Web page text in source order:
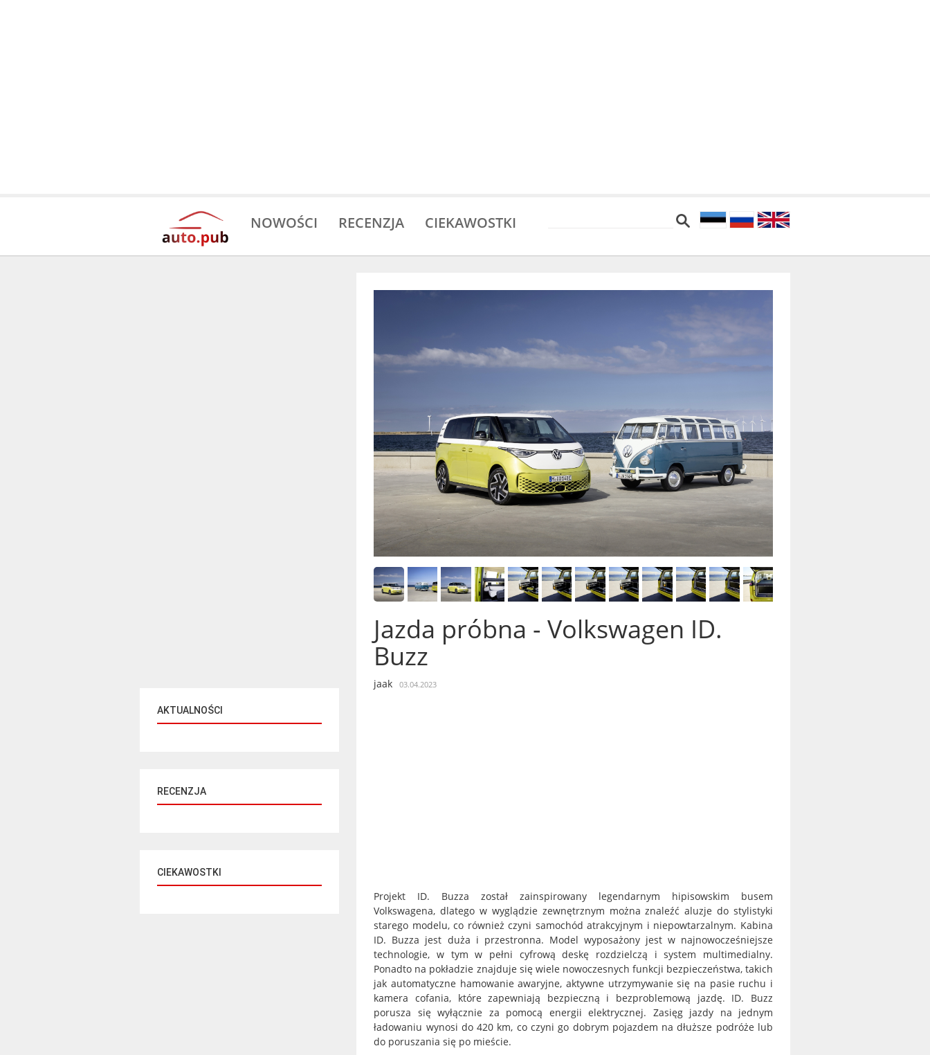
NOWOŚCI RECENZJA CIEKAWOSTKI
AKTUALNOŚCI
RECENZJA
CIEKAWOSTKI
Jazda próbna - Volkswagen ID.
Buzz
jaak 03.04.2023
Projekt ID. Buzza został zainspirowany legendarnym hipisowskim busem
Volkswagena, dlatego w wyglądzie zewnętrznym można znaleźć aluzje do stylistyki
starego modelu, co również czyni samochód atrakcyjnym i niepowtarzalnym. Kabina
ID. Buzza jest duża i przestronna. Model wyposażony jest w najnowocześniejsze
technologie, w tym w pełni cyfrową deskę rozdzielczą i system multimedialny.
Ponadto na pokładzie znajduje się wiele nowoczesnych funkcji bezpieczeństwa, takich
jak automatyczne hamowanie awaryjne, aktywne utrzymywanie się na pasie ruchu i
kamera cofania, które zapewniają bezpieczną i bezproblemową jazdę. ID. Buzz
porusza się wyłącznie za pomocą energii elektrycznej. Zasięg jazdy na jednym
ładowaniu wynosi do 420 km, co czyni go dobrym pojazdem na dłuższe podróże lub
do poruszania się po mieście.